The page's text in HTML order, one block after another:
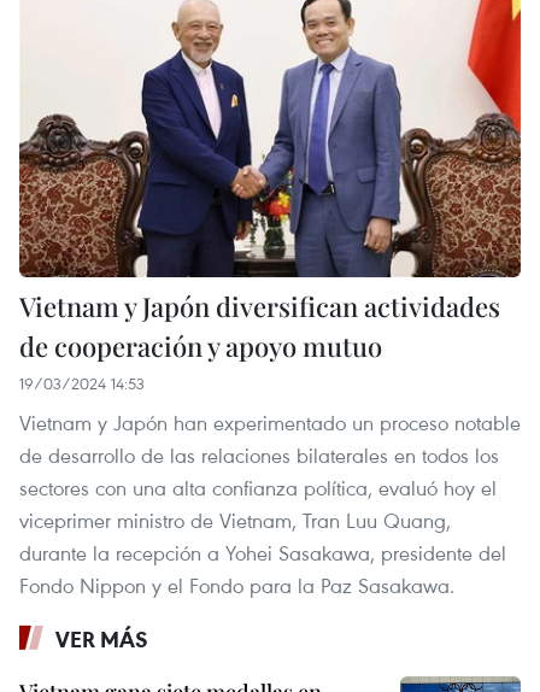
Vietnam y Japón diversifican actividades
de cooperación y apoyo mutuo
19/03/2024 14:53
Vietnam y Japón han experimentado un proceso notable
de desarrollo de las relaciones bilaterales en todos los
sectores con una alta confianza política, evaluó hoy el
viceprimer ministro de Vietnam, Tran Luu Quang,
durante la recepción a Yohei Sasakawa, presidente del
Fondo Nippon y el Fondo para la Paz Sasakawa.
VER MÁS